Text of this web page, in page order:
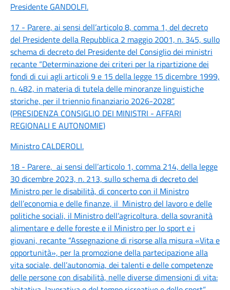
Presidente GANDOLFI.
17 - Parere, ai sensi dell’articolo 8, comma 1, del decreto
del Presidente della Repubblica 2 maggio 2001, n. 345, sullo
schema di decreto del Presidente del Consiglio dei ministri
recante “Determinazione dei criteri per la ripartizione dei
fondi di cui agli articoli 9 e 15 della legge 15 dicembre 1999,
n. 482, in materia di tutela delle minoranze linguistiche
storiche, per il triennio finanziario 2026-2028”.
(PRESIDENZA CONSIGLIO DEI MINISTRI - AFFARI
REGIONALI E AUTONOMIE)
Ministro CALDEROLI.
18 - Parere, ai sensi dell’articolo 1, comma 214, della legge
30 dicembre 2023, n. 213, sullo schema di decreto del
Ministro per le disabilità, di concerto con il Ministro
dell’economia e delle finanze, il Ministro del lavoro e delle
politiche sociali, il Ministro dell’agricoltura, della sovranità
alimentare e delle foreste e il Ministro per lo sport e i
giovani, recante “Assegnazione di risorse alla misura «Vita e
opportunità», per la promozione della partecipazione alla
vita sociale, dell’autonomia, dei talenti e delle competenze
delle persone con disabilità, nelle diverse dimensioni di vita: